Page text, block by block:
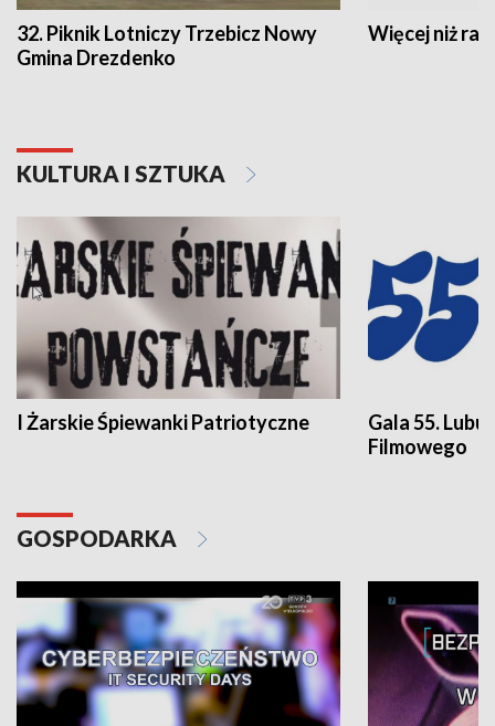
32. Piknik Lotniczy Trzebicz Nowy
Gmina Drezdenko
Więcej niż rajd
KULTURA I SZTUKA
I Żarskie Śpiewanki Patriotyczne
Gala 55.
Filmowego
GOSPODARKA